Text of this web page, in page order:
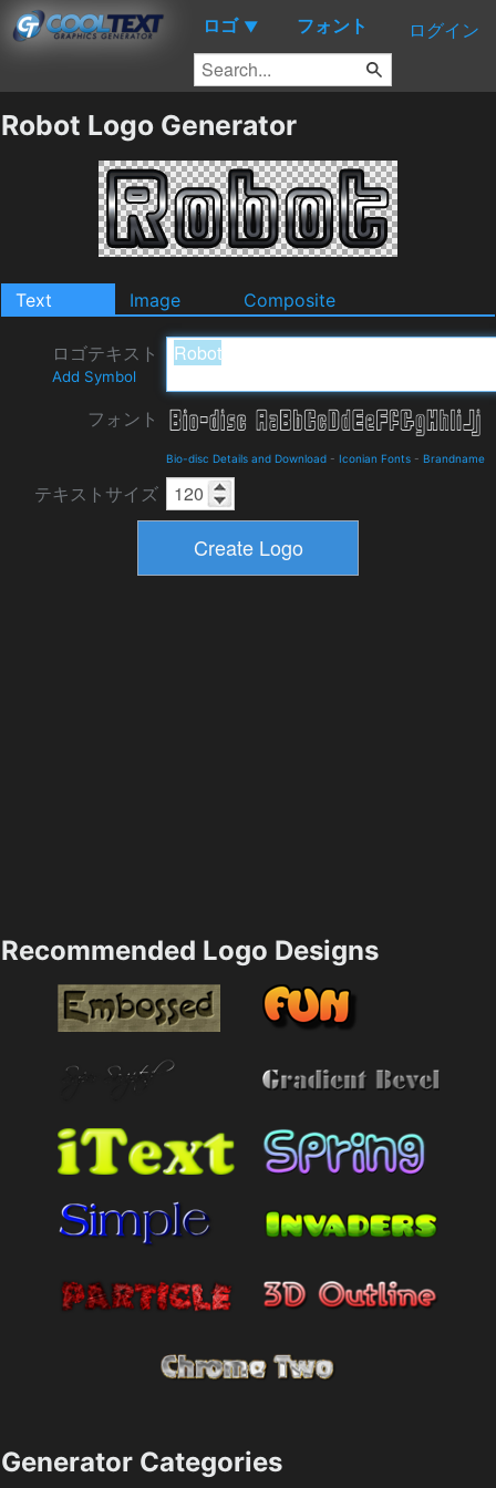
ロゴ ▼ フォント ログイン
Robot Logo Generator
Text Image Composite
ロゴテキスト
Add Symbol
フォント
Bio-disc Details and Download - Iconian Fonts - Brandname
テキストサイズ
Recommended Logo Designs
Generator Categories